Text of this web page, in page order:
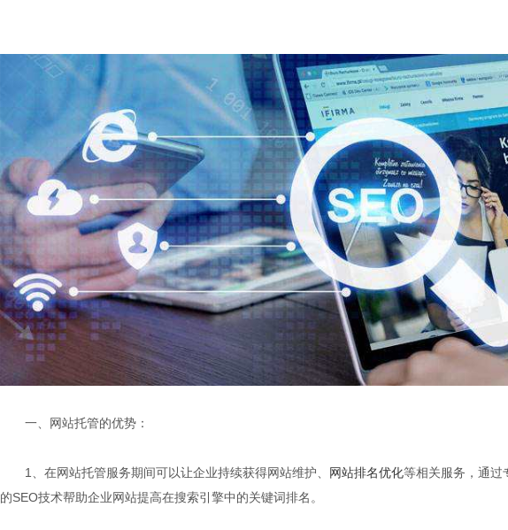
一、网站托管的优势：
1、在网站托管服务期间可以让企业持续获得网站维护、 网站排名优化等相关服务，通过
的SEO技术帮助企业网站提高在搜索引擎中的关键词排名。